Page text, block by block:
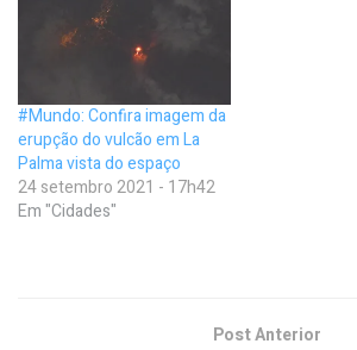
#Mundo: Confira imagem da
erupção do vulcão em La
Palma vista do espaço
24 setembro 2021 - 17h42
Em "Cidades"
Post Anterior